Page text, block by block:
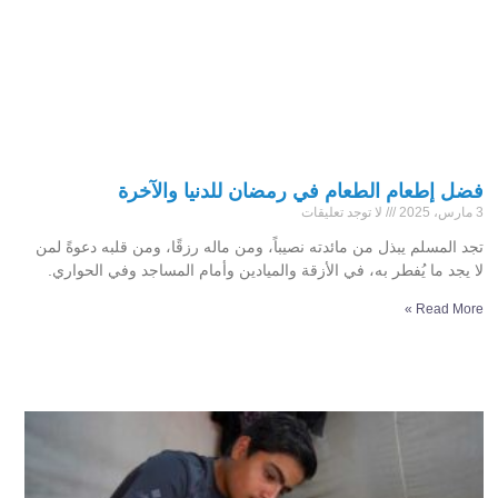
فضل إطعام الطعام في رمضان للدنيا والآخرة
3 مارس، 2025 لا توجد تعليقات
تجد المسلم يبذل من مائدته نصيباً، ومن ماله رزقًا، ومن قلبه دعوةً لمن
لا يجد ما يُفطر به، في الأزقة والميادين وأمام المساجد وفي الحواري.
Read More »